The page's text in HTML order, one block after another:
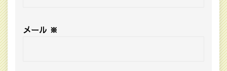
メール ※